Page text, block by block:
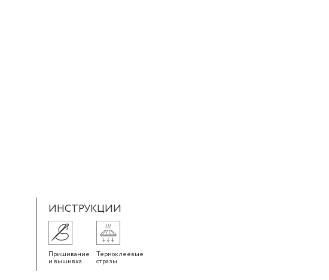
ИНСТРУКЦИИ
Пришивание
и вышивка
Термоклеевые
стразы